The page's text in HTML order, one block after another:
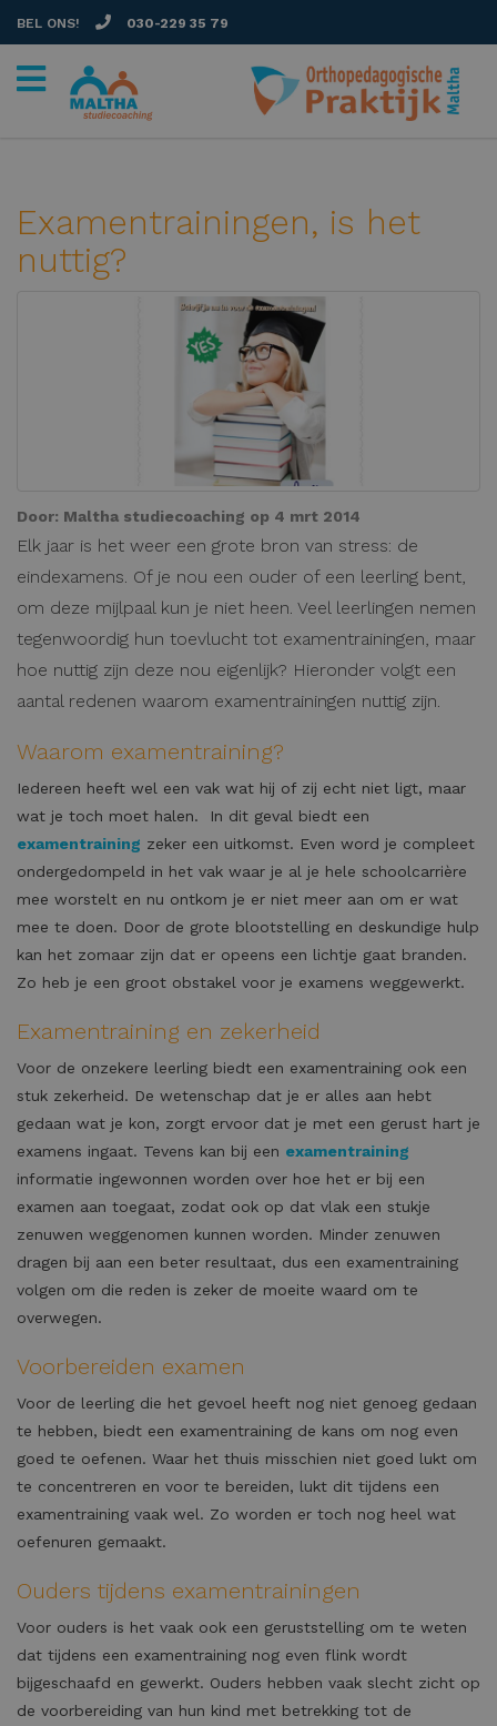
BEL ONS! 030-229 35 79
Examentrainingen, is het
nuttig?
Door: Maltha studiecoaching op 4 mrt 2014
Elk jaar is het weer een grote bron van stress: de
eindexamens. Of je nou een ouder of een leerling bent,
om deze mijlpaal kun je niet heen. Veel leerlingen nemen
tegenwoordig hun toevlucht tot examentrainingen, maar
hoe nuttig zijn deze nou eigenlijk? Hieronder volgt een
aantal redenen waarom examentrainingen nuttig zijn.
Waarom examentraining?
Iedereen heeft wel een vak wat hij of zij echt niet ligt, maar
wat je toch moet halen. In dit geval biedt een
examentraining zeker een uitkomst. Even word je compleet
ondergedompeld in het vak waar je al je hele schoolcarrière
mee worstelt en nu ontkom je er niet meer aan om er wat
mee te doen. Door de grote blootstelling en deskundige hulp
kan het zomaar zijn dat er opeens een lichtje gaat branden.
Zo heb je een groot obstakel voor je examens weggewerkt.
Examentraining en zekerheid
Voor de onzekere leerling biedt een examentraining ook een
stuk zekerheid. De wetenschap dat je er alles aan hebt
gedaan wat je kon, zorgt ervoor dat je met een gerust hart je
examens ingaat. Tevens kan bij een examentraining
informatie ingewonnen worden over hoe het er bij een
examen aan toegaat, zodat ook op dat vlak een stukje
zenuwen weggenomen kunnen worden. Minder zenuwen
dragen bij aan een beter resultaat, dus een examentraining
volgen om die reden is zeker de moeite waard om te
overwegen.
Voorbereiden examen
Voor de leerling die het gevoel heeft nog niet genoeg gedaan
te hebben, biedt een examentraining de kans om nog even
goed te oefenen. Waar het thuis misschien niet goed lukt om
te concentreren en voor te bereiden, lukt dit tijdens een
examentraining vaak wel. Zo worden er toch nog heel wat
oefenuren gemaakt.
Ouders tijdens examentrainingen
Voor ouders is het vaak ook een geruststelling om te weten
dat tijdens een examentraining nog even flink wordt
bijgeschaafd en gewerkt. Ouders hebben vaak slecht zicht op
de voorbereiding van hun kind met betrekking tot de